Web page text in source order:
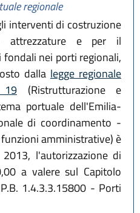
regionale
interventi di costruzione
attrezzature e per il
nei porti regionali,
dalla legge regionale
(Ristrutturazione e
portuale dell'Emilia-
di coordinamento -
amministrative) è
l'autorizzazione di
a valere sul Capitolo
1.4.3.3.15800 - Porti